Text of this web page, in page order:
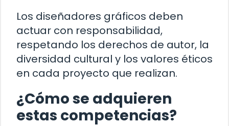
Los diseñadores gráficos deben
actuar con responsabilidad,
respetando los derechos de autor, la
diversidad cultural y los valores éticos
en cada proyecto que realizan.
¿Cómo se adquieren
estas competencias?